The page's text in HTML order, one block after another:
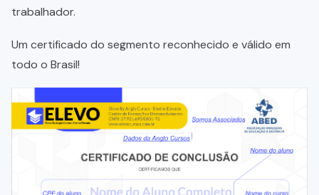
trabalhador.
Um certificado do segmento reconhecido e válido em
todo o Brasil!